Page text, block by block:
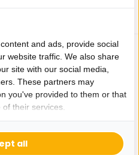
Bricard - Lines - 3-Delig -
Zwart/Goud -...
and ads, provide social
website traffic. We also share
site with our social media,
These partners may
you've provided to them or that
their services.
all